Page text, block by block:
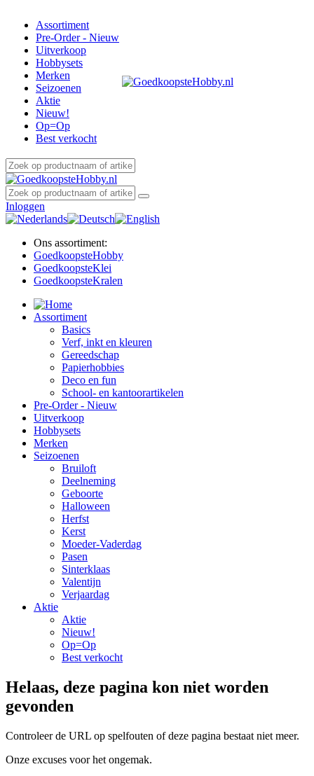
Assortiment
Pre-Order - Nieuw
Uitverkoop
Hobbysets
Merken
Seizoenen
Aktie
Nieuw!
Op=Op
Best verkocht
Inloggen
Ons assortiment:
GoedkoopsteHobby
GoedkoopsteKlei
GoedkoopsteKralen
Assortiment
Basics
Verf, inkt en kleuren
Gereedschap
Papierhobbies
Deco en fun
School- en kantoorartikelen
Pre-Order - Nieuw
Uitverkoop
Hobbysets
Merken
Seizoenen
Bruiloft
Deelneming
Geboorte
Halloween
Herfst
Kerst
Moeder-Vaderdag
Pasen
Sinterklaas
Valentijn
Verjaardag
Aktie
Aktie
Nieuw!
Op=Op
Best verkocht
Helaas, deze pagina kon niet worden
gevonden
Controleer de URL op spelfouten of deze pagina bestaat niet meer.
Onze excuses voor het ongemak.